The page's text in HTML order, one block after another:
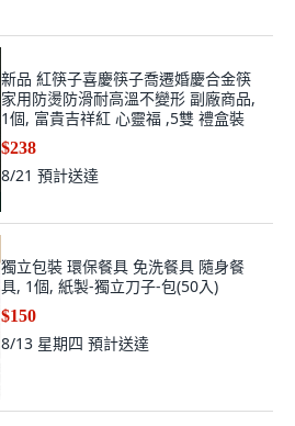
新品 紅筷子喜慶筷子喬遷婚慶合金筷
家用防燙防滑耐高溫不變形 副廠商品,
1個, 富貴吉祥紅 心靈福 ,5雙 禮盒裝
$238
8/21 預計送達
獨立包裝 環保餐具 免洗餐具 隨身餐
具, 1個, 紙製-獨立刀子-包(50入)
$150
8/13 星期四 預計送達